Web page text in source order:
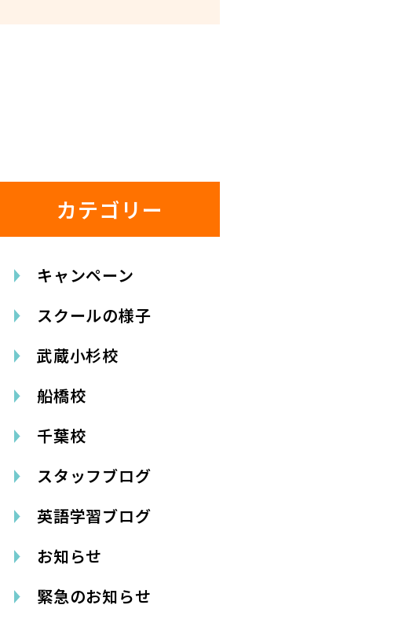
カテゴリー
キャンペーン
スクールの様子
武蔵小杉校
船橋校
千葉校
スタッフブログ
英語学習ブログ
お知らせ
緊急のお知らせ